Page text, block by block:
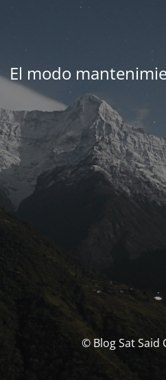
El modo
© Blog Sat Said